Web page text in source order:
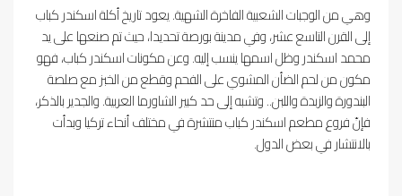
وهي من الوجبات الشعبية الفاخرة الشهية. يعود تاريخ أكلة اسكندر كباب
إلى القرن التاسع عشر، وفي مدينة بورصة تحديدا، حيث تم صنعها على يد
محمد اسكندر وظل اسمها ينسب إليه. وعن مكونات اسكندر كباب، فهو
مكون من لحم الضأن المشوي على الفحم وقطع من الخبز مع صلصة
البندورة والزبدة واللبن.. وتشبه إلى حد كبير الشاورما العربية. والجدير بالذكر،
فإنّ فروع مطعم اسكندر كباب منتشرة في مختلف أنحاء تركيا وبدأت
بالانتشار في بعض الدول.